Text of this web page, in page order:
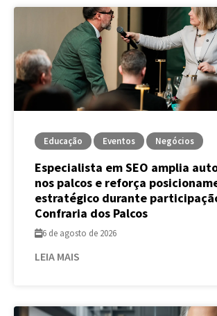
Educação Eventos Negócios
Especialista em SEO amplia
nos palcos e reforça
estratégico durante
Confraria dos Palcos
6 de agosto de 2026
LEIA MAIS